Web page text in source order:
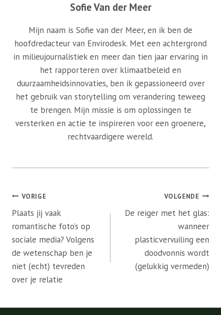
Sofie Van der Meer
Mijn naam is Sofie van der Meer, en ik ben de
hoofdredacteur van Envirodesk. Met een achtergrond
in milieujournalistiek en meer dan tien jaar ervaring in
het rapporteren over klimaatbeleid en
duurzaamheidsinnovaties, ben ik gepassioneerd over
het gebruik van storytelling om verandering teweeg
te brengen. Mijn missie is om oplossingen te
versterken en actie te inspireren voor een groenere,
rechtvaardigere wereld.
Bericht
navigatie
VORIGE
Plaats jij vaak
romantische foto’s op
sociale media? Volgens
de wetenschap ben je
niet (echt) tevreden
over je relatie
VOLGENDE
De reiger met het glas:
wanneer
plasticvervuiling een
doodvonnis wordt
(gelukkig vermeden)